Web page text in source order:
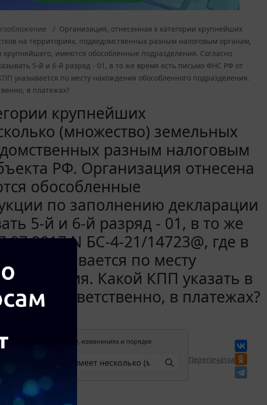
Организация, отнесенная к категории крупнейших
на территориях, подведомственных разным налоговым органам,
крупнейшего, имеются обособленные подразделения. Согласно
5-й и 6-й разряд - 01, в то же время есть письмо ФНС РФ от
указывается по месту нахождения обособленного подразделения.
в платежах?
крупнейших
(множество) земельных
разным налоговым
РФ. Организация отнесена
обособленные
по заполнению декларации
5-й и 6-й разряд - 01, в то же
N БС-4-21/14723@, где в
указывается по месту
Какой КПП указать в
и, соответственно, в платежах?
о вступлении в силу, изменениях и порядке
ГАРАНТ:
Перепечатка